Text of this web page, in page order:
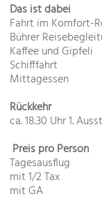
Das ist dabei
Fahrt im Komfort-
Bührer
Kaffee und Gipfeli
Schifffahrt
Mittagessen
Rückkehr
ca. 18.30 Uhr 1.
Preis pro Person
Tagesausflug
mit 1/2 Tax
mit GA